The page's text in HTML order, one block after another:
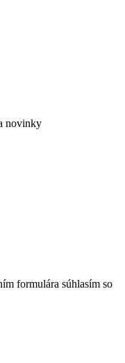
novinky
formulára súhlasím so